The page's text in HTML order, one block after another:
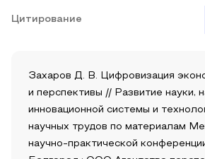
Цитирование
Захаров Д. В. Цифровизация
и перспективы // Развитие науки,
инновационной системы и
научных трудов по материалам
научно-практической